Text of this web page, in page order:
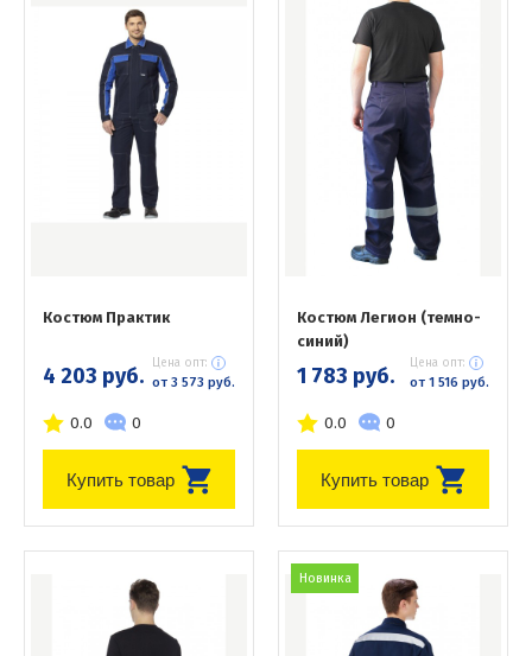
Костюм Практик
4 203 руб. Цена опт:
от 3 573 руб.
0.0 0
Купить товар
Костюм Легион (темно-
синий)
1 783 руб. Цена опт:
от 1 516 руб.
0.0 0
Купить товар
Новинка